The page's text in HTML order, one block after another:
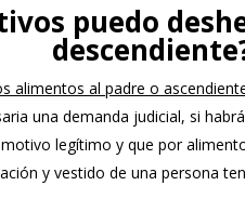
puedo
alimentos al padre o
una demanda judicial, si
legítimo y que por
y vestido de una persona